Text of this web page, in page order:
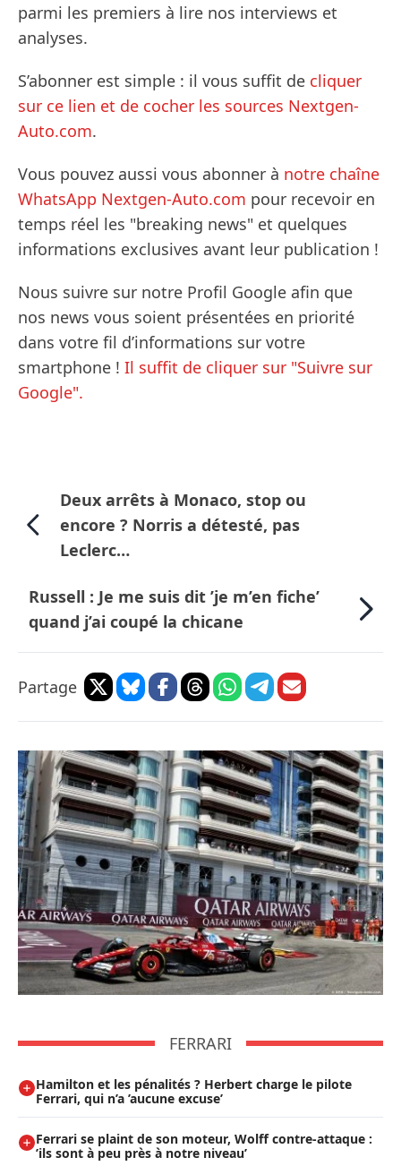
parmi les premiers à lire nos interviews et
analyses.
S’abonner est simple : il vous suffit de cliquer
sur ce lien et de cocher les sources Nextgen-
Auto.com.
Vous pouvez aussi vous abonner à notre chaîne
WhatsApp Nextgen-Auto.com pour recevoir en
temps réel les "breaking news" et quelques
informations exclusives avant leur publication !
Nous suivre sur notre Profil Google afin que
nos news vous soient présentées en priorité
dans votre fil d’informations sur votre
smartphone ! Il suffit de cliquer sur "Suivre sur
Google".
Deux arrêts à Monaco, stop ou
encore ? Norris a détesté, pas
Leclerc…
Russell : Je me suis dit ’je m’en fiche’
quand j’ai coupé la chicane
Partage
FERRARI
Hamilton et les pénalités ? Herbert charge le pilote
Ferrari, qui n’a ’aucune excuse’
Ferrari se plaint de son moteur, Wolff contre-attaque :
’ils sont à peu près à notre niveau’